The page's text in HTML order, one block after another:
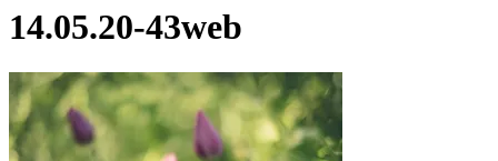
14.05.20-43web